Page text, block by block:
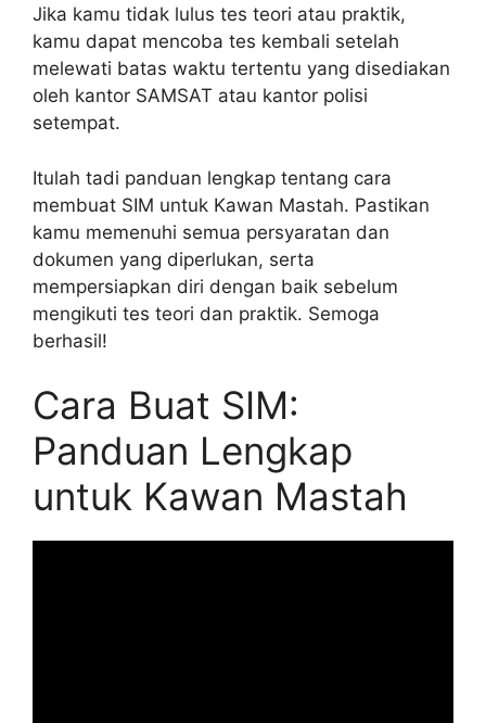
Jika kamu tidak lulus tes teori atau praktik,
kamu dapat mencoba tes kembali setelah
melewati batas waktu tertentu yang disediakan
oleh kantor SAMSAT atau kantor polisi
setempat.
Itulah tadi panduan lengkap tentang cara
membuat SIM untuk Kawan Mastah. Pastikan
kamu memenuhi semua persyaratan dan
dokumen yang diperlukan, serta
mempersiapkan diri dengan baik sebelum
mengikuti tes teori dan praktik. Semoga
berhasil!
Cara Buat SIM:
Panduan Lengkap
untuk Kawan Mastah